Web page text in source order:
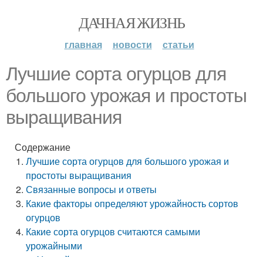
ДАЧНАЯ ЖИЗНЬ
главная новости статьи
Лучшие сорта огурцов для
большого урожая и простоты
выращивания
Содержание
Лучшие сорта огурцов для большого урожая и
простоты выращивания
Связанные вопросы и ответы
Какие факторы определяют урожайность сортов
огурцов
Какие сорта огурцов считаются самыми
урожайными